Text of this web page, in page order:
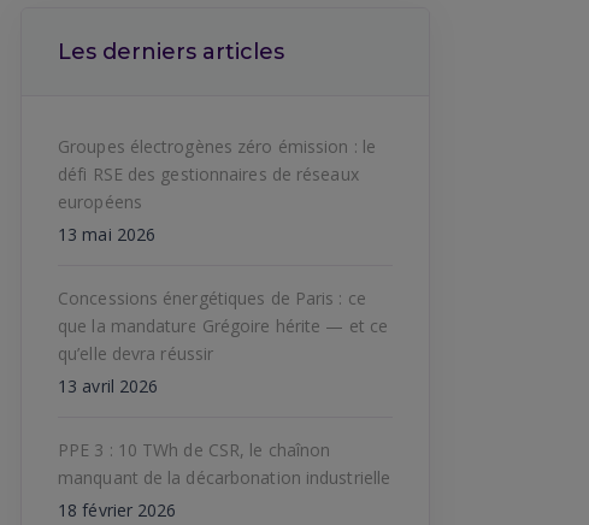
Les derniers articles
Groupes électrogènes zéro émission : le
défi RSE des gestionnaires de réseaux
européens
13 mai 2026
Concessions énergétiques de Paris : ce
que la mandature Grégoire hérite — et ce
qu’elle devra réussir
13 avril 2026
PPE 3 : 10 TWh de CSR, le chaînon
manquant de la décarbonation industrielle
18 février 2026